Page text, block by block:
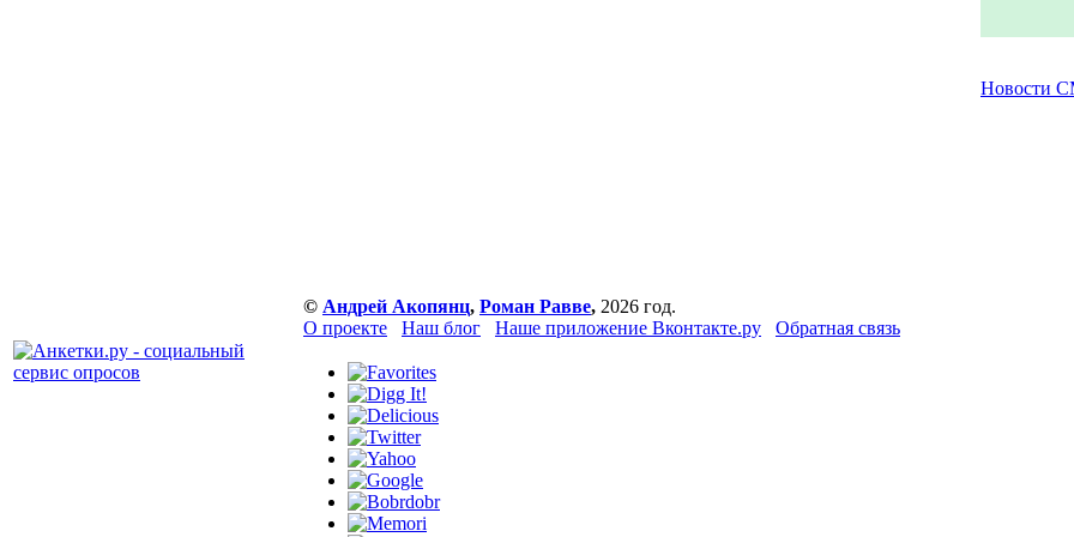
Новости
© Андрей Акопянц, Роман Равве, 2026 год.
О проекте
Наш блог Наше приложение Вконтакте.ру Обратная связь